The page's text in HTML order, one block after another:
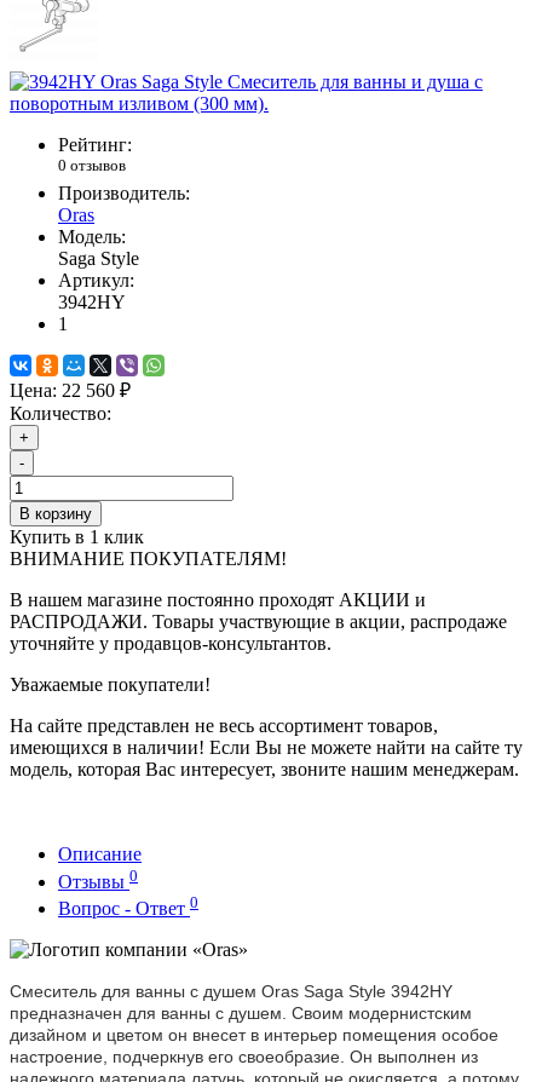
Рейтинг:
0 отзывов
Производитель:
Oras
Модель:
Saga Style
Артикул:
3942HY
1
Цена: 22 560 ₽
Количество:
+
-
В корзину
Купить в 1 клик
ВНИМАНИЕ ПОКУПАТЕЛЯМ!
В нашем магазине постоянно проходят АКЦИИ и
РАСПРОДАЖИ. Товары участвующие в акции, распродаже
уточняйте у продавцов-консультантов.
Уважаемые покупатели!
На сайте представлен не весь ассортимент товаров,
имеющихся в наличии! Если Вы не можете найти на сайте ту
модель, которая Вас интересует, звоните нашим менеджерам.
Описание
Отзывы 0
Вопрос - Ответ 0
Смеситель для ванны с душем Oras Saga Style 3942HY
предназначен для ванны с душем. Своим модернистским
дизайном и цветом он внесет в интерьер помещения особое
настроение, подчеркнув его своеобразие. Он выполнен из